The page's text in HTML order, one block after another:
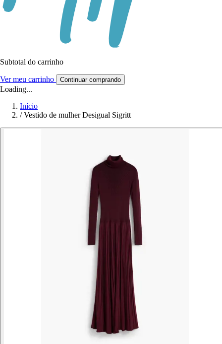
Subtotal do carrinho
Ver meu carrinho Continuar comprando
Loading...
Início
/ Vestido de mulher Desigual Sigritt